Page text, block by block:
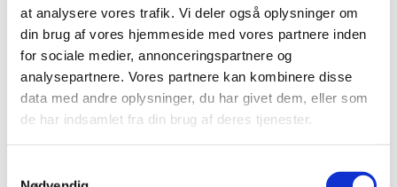
at analysere vores trafik. Vi deler også oplysninger om
din brug af vores hjemmeside med vores partnere inden
for sociale medier, annonceringspartnere og
analysepartnere. Vores partnere kan kombinere disse
data med andre oplysninger, du har givet dem, eller som
de har indsamlet fra din brug af deres tjenester.
Læs mere
Andre installationer
Ring til os, så hjælper vi dig med professionel